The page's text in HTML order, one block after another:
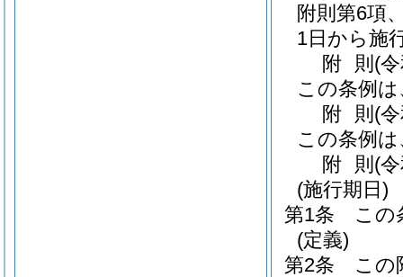
附則第6項
1日から施
附 則 (
この条例
附 則 (
この条例
附 則 (
(施行期日)
第1条
この
(定義)
第2条
この